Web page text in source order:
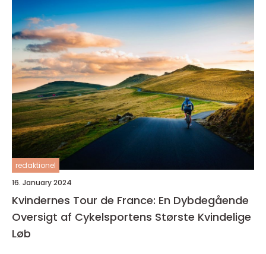
redaktionel
16. January 2024
Kvindernes Tour de France: En Dybdegående
Oversigt af Cykelsportens Største Kvindelige
Løb